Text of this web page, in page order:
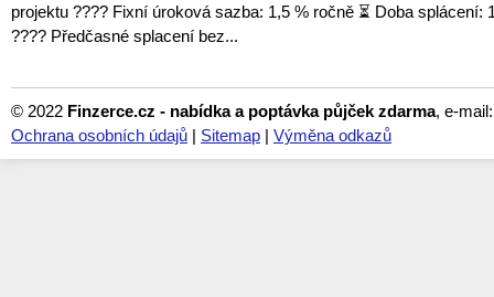
projektu ???? Fixní úroková sazba: 1,5 % ročně ⏳ Doba splácení:
???? Předčasné splacení bez...
© 2022 Finzerce.cz - nabídka a poptávka půjček zdarma, e-
Ochrana osobních údajů | Sitemap | Výměna odkazů